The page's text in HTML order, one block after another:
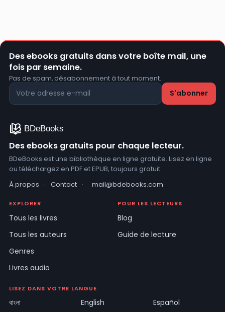
Des ebooks gratuits dans votre boîte mail, une
fois par semaine.
Pas de spam, désabonnement à tout moment.
Des ebooks gratuits pour chaque lecteur.
BDeBooks est une bibliothèque en ligne gratuite. Lisez en ligne
ou téléchargez en PDF et EPUB, toujours gratuit.
À propos
· Contact · mail@bdebooks.com
EXPLORER
Tous les livres
Tous les auteurs
Genres
Livres audio
POUR LES LECTEURS
Blog
Guide de lecture
LISEZ DANS VOTRE LANGUE
বাংলা English Español